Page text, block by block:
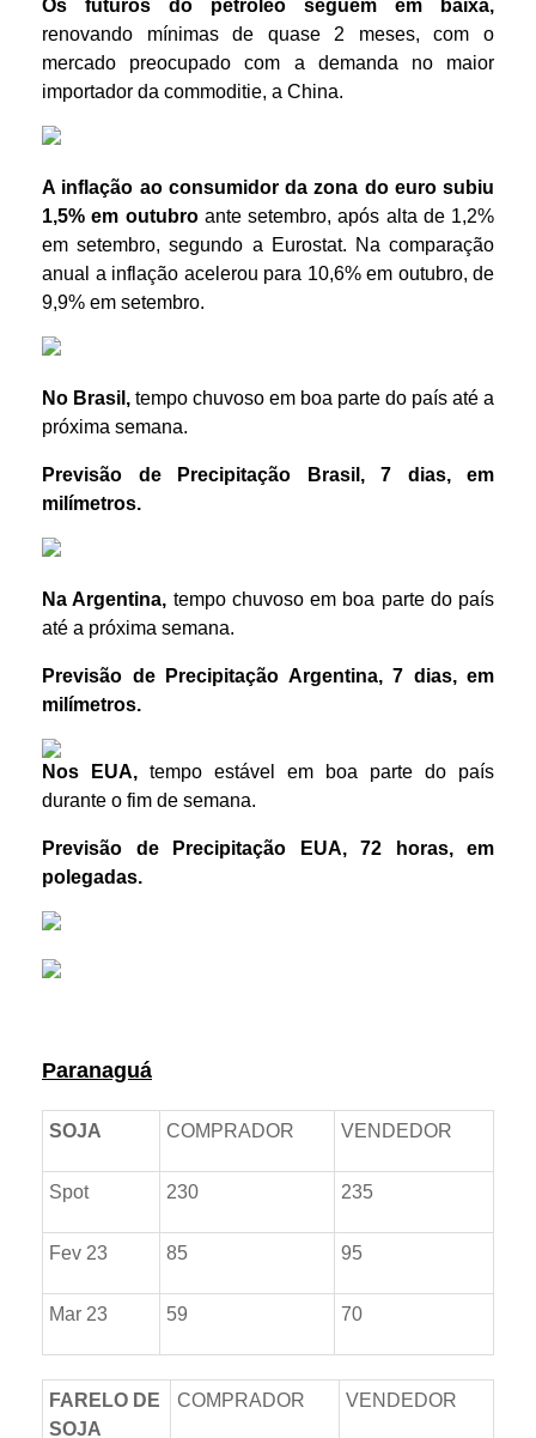
Os futuros do petróleo seguem em baixa,
renovando mínimas de quase 2 meses, com o
mercado preocupado com a demanda no maior
importador da commoditie, a China.
A inflação ao consumidor da zona do euro subiu
1,5% em outubroante setembro, após alta de 1,2%
em setembro, segundo a Eurostat. Na comparação
anual a inflação acelerou para 10,6% em outubro, de
9,9% em setembro.
No Brasil, tempo chuvoso em boa parte do país até a
próxima semana.
Previsão de Precipitação Brasil , 7 dias,
em
milímetros.
Na Argentina, tempo chuvoso em boa parte do país
até a próxima semana.
Previsão de Precipitação Argentina, 7 dias, em
milímetros.
Nos EUA, tempo estável em boa parte do país
durante o fim de semana.
Previsão de Precipitação EUA, 72 horas, em
polegadas.
Paranaguá
SOJA COMPRADOR VENDEDOR
Spot 230 235
Fev 23 85 95
Mar 23 59 70
FARELO DE
SOJA
COMPRADOR VENDEDOR